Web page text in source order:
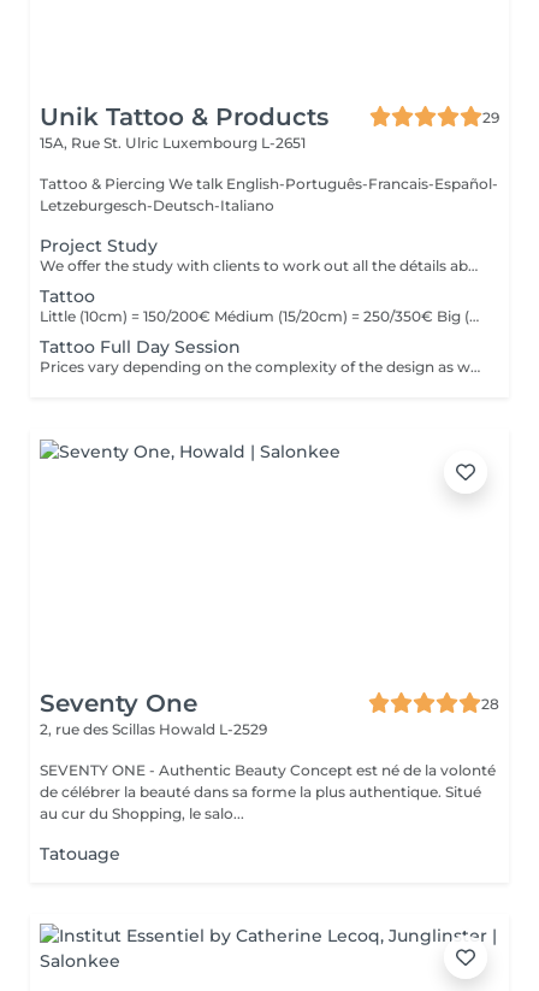
Unik Tattoo & Products
29
15A, Rue St. Ulric Luxembourg L-2651
Tattoo & Piercing We talk English-Português-Francais-Español-
Letzeburgesch-Deutsch-Italiano
Project Study
We offer the study with clients to work out all the détails about their tattoo.
Tattoo
Little (10cm) = 150/200€ Médium (15/20cm) = 250/350€ Big (25cm/+) = start at 400€ Custom quotes per project! The prices vary depending on the complexity of the design as well as the área to be tattoed!
Tattoo Full Day Session
Prices vary depending on the complexity of the design as well as the área to be tattoed.
Seventy One
28
2, rue des Scillas Howald L-2529
SEVENTY ONE - Authentic Beauty Concept est né de la volonté
de célébrer la beauté dans sa forme la plus authentique. Situé
au cur du Shopping, le salo...
Tatouage